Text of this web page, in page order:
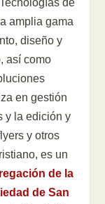
amplia gama
diseño y
así como
en gestión
y la edición y
y otros
es un
de la
de San